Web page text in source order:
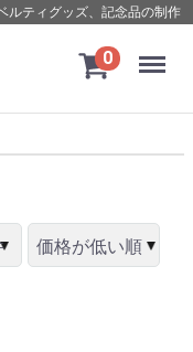
ルティグッズ、記念品の制作
0